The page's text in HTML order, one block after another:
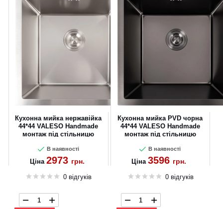
Кухонна мийка нержавійка
44*44 VALESO Handmade
монтаж під стільницю
В наявності
Ціна 2973 грн.
0 відгуків
Кухонна мийка PVD чорна
44*44 VALESO Handmade
монтаж під стільницю
В наявності
Ціна 3596 грн.
0 відгуків